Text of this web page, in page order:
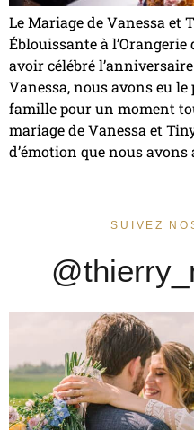
Le Mariage de Vanessa et
Éblouissante à
avoir célébré
Vanessa, nous avons eu
famille pour un moment
mariage de Vanessa et
d’émotion que nous avons
SUIVEZ